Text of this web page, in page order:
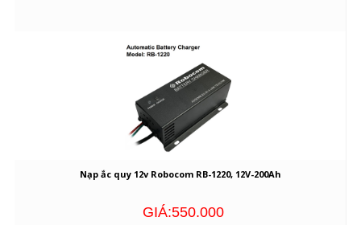
Nạp ắc quy 12v Robocom RB-1220, 12V-200Ah
GIÁ:550.000